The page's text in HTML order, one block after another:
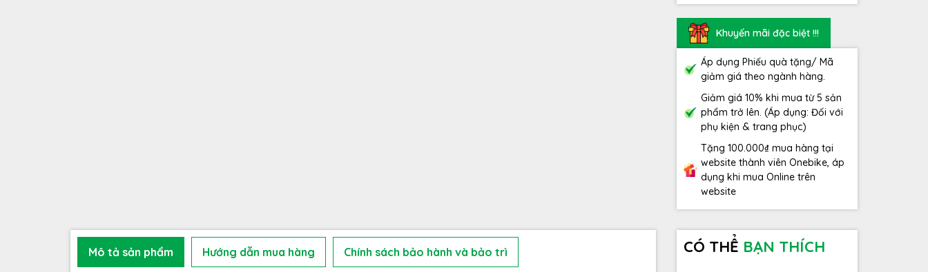
Khuyến mãi đặc biệt !!!
Áp dụng Phiếu quà tặng/ Mã
giảm giá theo ngành hàng.
Giảm giá 10% khi mua từ 5 sản
phẩm trở lên. (Áp dụng: Đối với
phụ kiện & trang phục)
Tặng 100.000₫ mua hàng tại
website thành viên Onebike, áp
dụng khi mua Online trên
website
Mô tả sản phẩm Hướng dẫn mua hàng Chính sách bảo hành và bảo trì CÓ THỂ BẠN THÍCH